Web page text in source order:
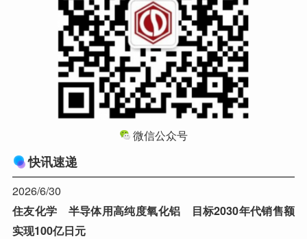
微信公众号
快讯速递
2026/6/30
住友化学 半导体用高纯度氧化铝 目标2030年代销售额
实现100亿日元